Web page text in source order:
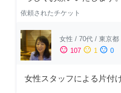
依頼されたチケット
女性 / 70代 / 東京都
sentiment_satisfied 107 sentiment_neutral 1 sentiment_dissatisfied 0
女性スタッフによる片付